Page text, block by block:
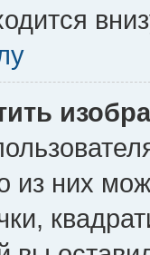
из них